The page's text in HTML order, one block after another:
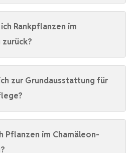
Rankpflanzen im
zur Grundausstattung für
Pflanzen im Chamäleon-